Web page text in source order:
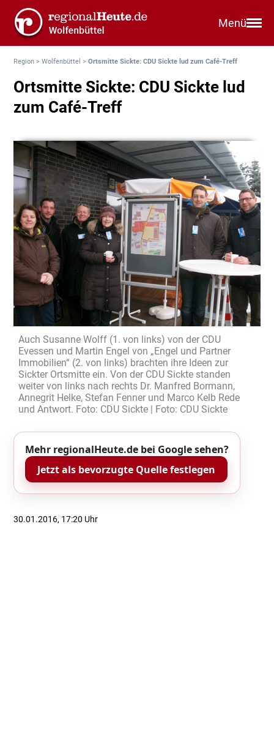
Menü
Region >Wolfenbüttel >Ortsmitte Sickte: CDU Sickte lud zum Café-Treff
Ortsmitte Sickte: CDU Sickte lud
zum Café-Treff
Auch Susanne Wolff (1. von links) von der CDU
Evessen und Martin Engel von „Engel und Partner
Immobilien“ (2. von links) brachten ihre Ideen zur
Sickter Ortsmitte ein. Von der CDU Sickte standen
weiter von links nach rechts Dr. Manfred Bormann,
Annegrit Helke, Stefan Fenner und Marco Kelb Rede
und Antwort. Foto: CDU Sickte | Foto: CDU Sickte
Mehr regionalHeute.de bei Google sehen?
Jetzt als bevorzugte Quelle festlegen
30.01.2016, 17:20 Uhr